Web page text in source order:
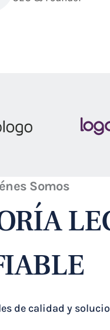
Somos
de calidad y